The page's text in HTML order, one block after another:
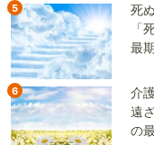
5
死
「
最
6
介
遠
の